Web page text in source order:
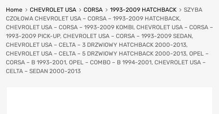
Home CHEVROLET USA CORSA 1993-2009 HATCHBACK
SZYBA
CZOŁOWA CHEVROLET USA – CORSA – 1993-2009 HATCHBACK,
CHEVROLET USA – CORSA – 1993-2009 KOMBI, CHEVROLET USA – CORSA –
1993-2009 PICK-UP, CHEVROLET USA – CORSA – 1993-2009 SEDAN,
CHEVROLET USA – CELTA – 3 DRZWIOWY HATCHBACK 2000-2013,
CHEVROLET USA – CELTA – 5 DRZWIOWY HATCHBACK 2000-2013, OPEL –
CORSA – B 1993-2001, OPEL – COMBO – B 1994-2001, CHEVROLET USA –
CELTA – SEDAN 2000-2013